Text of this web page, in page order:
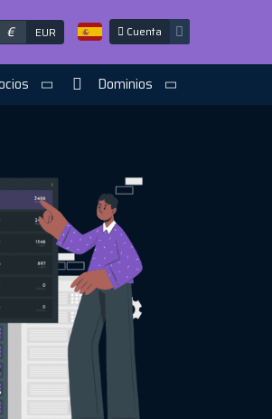
€ EUR Cuenta
Dominios